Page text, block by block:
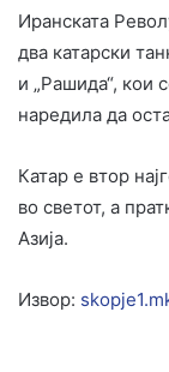
Иранската
два катарски
и „Рашида“, кои
наредила да
Катар е втор
во светот, а
Азија.
Извор: